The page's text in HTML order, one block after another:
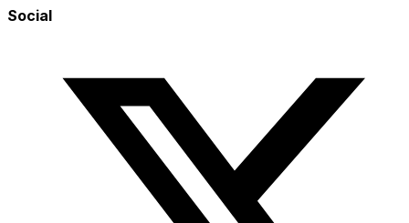
Social